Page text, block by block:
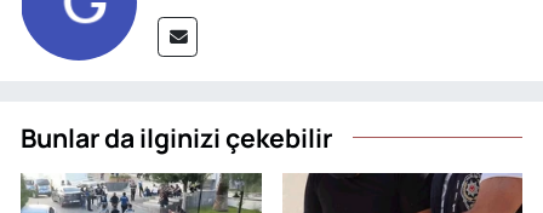
Bunlar da ilginizi çekebilir